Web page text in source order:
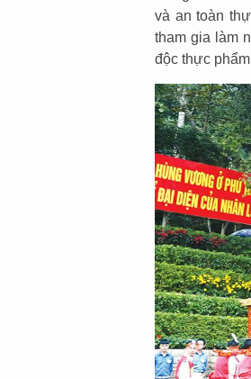
và an toàn
tham gia làm
độc thực